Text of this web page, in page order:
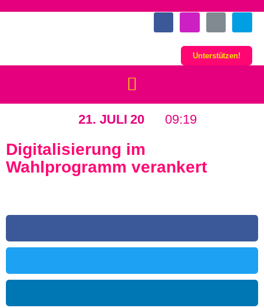
Unterstützen!
21. JULI 20 09:19
Digitalisierung im
Wahlprogramm verankert